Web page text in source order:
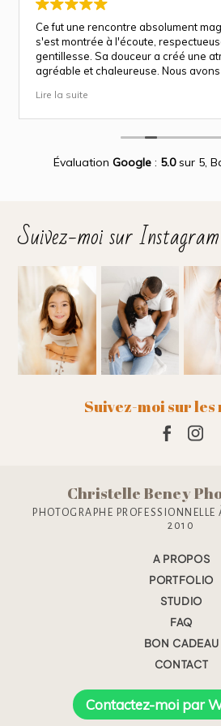
Ce fut une rencontre absolument
s'est montrée à l'écoute,
gentillesse. Sa douceur a créé une
agréable et chaleureuse. Nous
(grossesse et naissance). Ce fut une
Encore merci infiniment.
Lire la suite
Évaluation Google: 5.0sur 5,
Suivez-moi sur Instagram
Suivez-moi sur
Christelle Beney
PHOTOGRAPHE
2010
A PROPOS
PORTFOLIO
STUDIO
FAQ
BON CADEAU
CONTACT
Contactez-moi par